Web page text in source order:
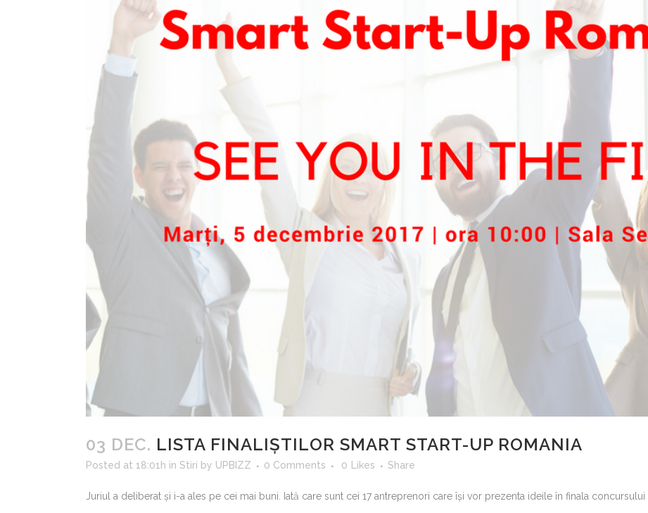
03 DEC. LISTA FINALIȘTILOR SMART START-UP ROMANIA
Posted at 18:01h in Stiri by UPBIZZ 0 Comments 0 Likes Share
Juriul a deliberat și i-a ales pe cei mai buni. Iată care sunt cei 17 antreprenori care își vor prezenta ideile în finala concursului